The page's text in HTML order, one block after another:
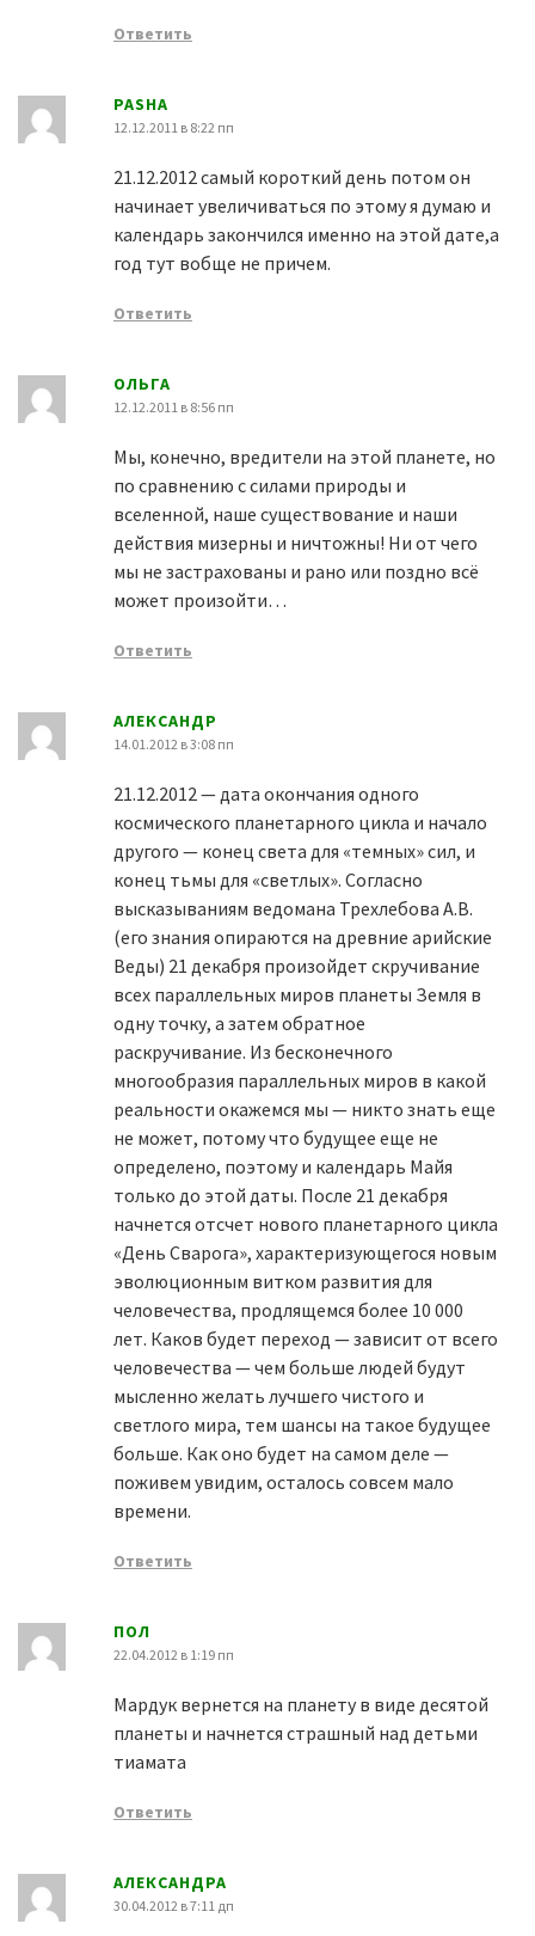
Ответить
PASHA
12.12.2011 в 8:22 пп
21.12.2012 самый короткий день потом он
начинает увеличиваться по этому я думаю и
календарь закончился именно на этой дате,а
год тут вобще не причем.
Ответить
ОЛЬГА
12.12.2011 в 8:56 пп
Мы, конечно, вредители на этой планете, но
по сравнению с силами природы и
вселенной, наше существование и наши
действия мизерны и ничтожны! Ни от чего
мы не застрахованы и рано или поздно всё
может произойти…
Ответить
АЛЕКСАНДР
14.01.2012 в 3:08 пп
21.12.2012 — дата окончания одного
космического планетарного цикла и начало
другого — конец света для «темных» сил, и
конец тьмы для «светлых». Согласно
высказываниям ведомана Трехлебова А.В.
(его знания опираются на древние арийские
Веды) 21 декабря произойдет скручивание
всех параллельных миров планеты Земля в
одну точку, а затем обратное
раскручивание. Из бесконечного
многообразия параллельных миров в какой
реальности окажемся мы — никто знать еще
не может, потому что будущее еще не
определено, поэтому и календарь Майя
только до этой даты. После 21 декабря
начнется отсчет нового планетарного цикла
«День Сварога», характеризующегося новым
эволюционным витком развития для
человечества, продлящемся более 10 000
лет. Каков будет переход — зависит от всего
человечества — чем больше людей будут
мысленно желать лучшего чистого и
светлого мира, тем шансы на такое будущее
больше. Как оно будет на самом деле —
поживем увидим, осталось совсем мало
времени.
Ответить
ПОЛ
22.04.2012 в 1:19 пп
Мардук вернется на планету в виде десятой
планеты и начнется страшный над детьми
тиамата
Ответить
АЛЕКСАНДРА
30.04.2012 в 7:11 дп